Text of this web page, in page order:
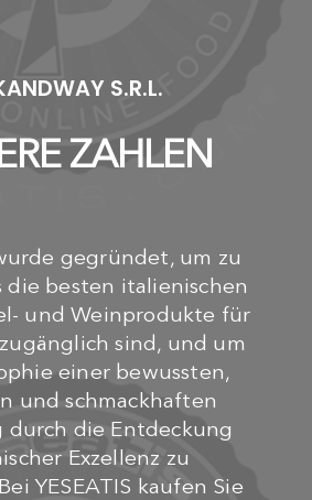
S.R.L.
ZAHLEN
gegründet, um zu
die besten italienischen
und Weinprodukte für
sind, und um
einer bewussten,
und schmackhaften
durch die Entdeckung
Exzellenz zu
YESEATIS kaufen Sie